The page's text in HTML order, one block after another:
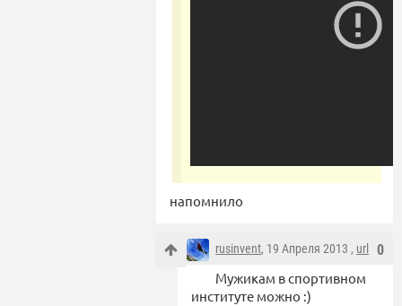
напомнило
0
rusinvent, 19 Апреля 2013 , url
Мужикам в спортивном
институте можно :)